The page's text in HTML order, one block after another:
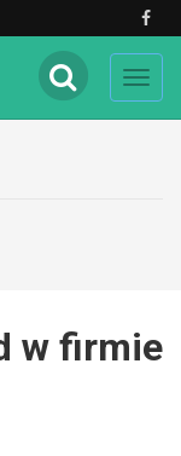
w firmie